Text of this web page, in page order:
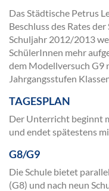
Das Städtische Petrus
Beschluss des Rates
Schuljahr 2012/2013
SchülerInnen mehr
dem Modellversuch G9
Jahrgangsstufen
TAGESPLAN
Der Unterricht beginnt
und endet spätestens
G8/G9
Die Schule bietet
(G8) und nach neun